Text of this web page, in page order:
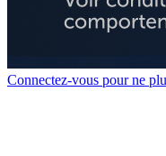
Connectez-vous pour ne